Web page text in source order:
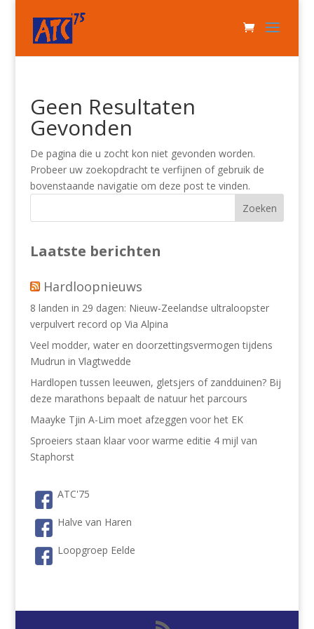
Geen Resultaten
Gevonden
De pagina die u zocht kon niet gevonden worden.
Probeer uw zoekopdracht te verfijnen of gebruik de
bovenstaande navigatie om deze post te vinden.
Laatste berichten
Hardloopnieuws
8 landen in 29 dagen: Nieuw-Zeelandse ultraloopster
verpulvert record op Via Alpina
Veel modder, water en doorzettingsvermogen tijdens
Mudrun in Vlagtwedde
Hardlopen tussen leeuwen, gletsjers of zandduinen? Bij
deze marathons bepaalt de natuur het parcours
Maayke Tjin A-Lim moet afzeggen voor het EK
Sproeiers staan klaar voor warme editie 4 mijl van
Staphorst
ATC'75
Halve van Haren
Loopgroep Eelde